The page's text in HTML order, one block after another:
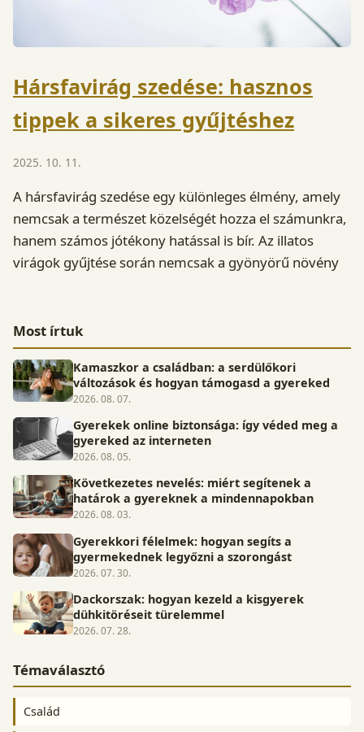
Hársfavirág szedése: hasznos
tippek a sikeres gyűjtéshez
2025. 10. 11.
A hársfavirág szedése egy különleges élmény, amely
nemcsak a természet közelségét hozza el számunkra,
hanem számos jótékony hatással is bír. Az illatos
virágok gyűjtése során nemcsak a gyönyörű növény
Most írtuk
Kamaszkor a családban: a serdülőkori
változások és hogyan támogasd a gyereked
2026. 08. 07.
Gyerekek online biztonsága: így véded meg a
gyereked az interneten
2026. 08. 05.
Következetes nevelés: miért segítenek a
határok a gyereknek a mindennapokban
2026. 08. 03.
Gyerekkori félelmek: hogyan segíts a
gyermekednek legyőzni a szorongást
2026. 07. 30.
Dackorszak: hogyan kezeld a kisgyerek
dühkitöréseit türelemmel
2026. 07. 28.
Témaválasztó
Család